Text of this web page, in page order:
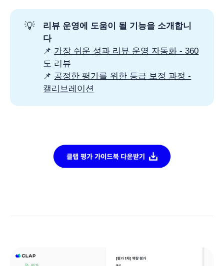
💡
리뷰 운영에 도움이 될 기능을 소개합니
다
📌 가장 쉬운 성과 리뷰 운영 자동화 - 360
도 리뷰
📌 공정한 평가를 위한 등급 보정 과정 -
캘리브레이션